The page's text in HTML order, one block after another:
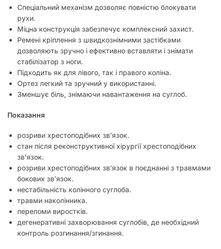
Спеціальний механізм дозволяє повністю блокувати
рухи.
Міцна конструкція забезпечує комплексний захист.
Ремені кріплення з швидкознімними застібками
дозволяють зручно і ефективно вставляти і знімати
стабілізатор з ноги.
Підходить як для лівого, так і правого коліна.
Ортез легкий та зручний у використанні.
Зменшує біль, знімаючи навантаження на суглоб.
Показання
розриви хрестоподібних зв’язок.
стан після реконструктивної хірургії хрестоподібних
зв’язок.
розриви хрестоподібних зв’язок в поєднанні з травмами
бокових зв’язок.
нестабільність колінного суглоба.
травми наколінника.
переломи виростків.
дегенеративні захворювання суглобів, де необхідний
контроль розгинання/згинання.